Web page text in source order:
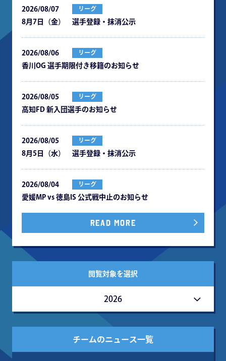
2026/08/07 リーグ
8月7日（金） 選手登録・抹消公示
2026/08/06 リーグ
⾹川OG 選⼿期限付き移籍のお知らせ
2026/08/05 リーグ
⾼知FD 新⼊団選⼿のお知らせ
2026/08/05 リーグ
8月5日（水） 選手登録・抹消公示
2026/08/04 リーグ
愛媛MP vs 徳島IS 公式戦中⽌のお知らせ
READ MORE
閲覧対象を選択
2026
チームのニュース一覧